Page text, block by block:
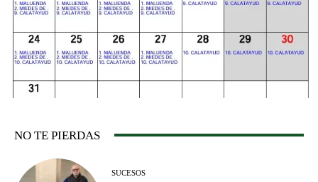
NO TE PIERDAS
SUCESOS